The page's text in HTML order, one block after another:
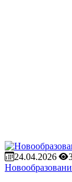
24.04.2026